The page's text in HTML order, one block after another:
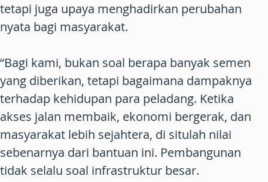
tetapi juga upaya menghadirkan perubahan
nyata bagi masyarakat.
“Bagi kami, bukan soal berapa banyak semen
yang diberikan, tetapi bagaimana dampaknya
terhadap kehidupan para peladang. Ketika
akses jalan membaik, ekonomi bergerak, dan
masyarakat lebih sejahtera, di situlah nilai
sebenarnya dari bantuan ini. Pembangunan
tidak selalu soal infrastruktur besar.